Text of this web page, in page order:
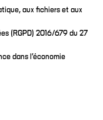
aux fichiers et aux
(RGPD) 2016/679 du 27
dans l’économie